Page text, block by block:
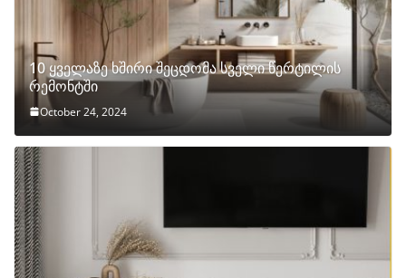
10 ყველაზე ხშირი შეცდომა სველი წერტილის
რემონტში
October 24, 2024